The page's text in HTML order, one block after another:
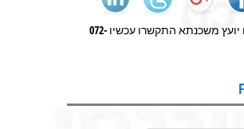
לשיחה עם יועץ משכנתא התקשרו עכשיו 072-